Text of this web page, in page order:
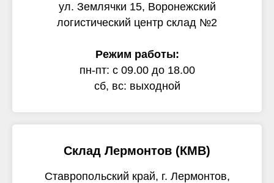
ул. Землячки 15, Воронежский
логистический центр склад №2
Режим работы:
пн-пт: с 09.00 до 18.00
сб, вс: выходной
Склад Лермонтов (КМВ)
Ставропольский край, г. Лермонтов,